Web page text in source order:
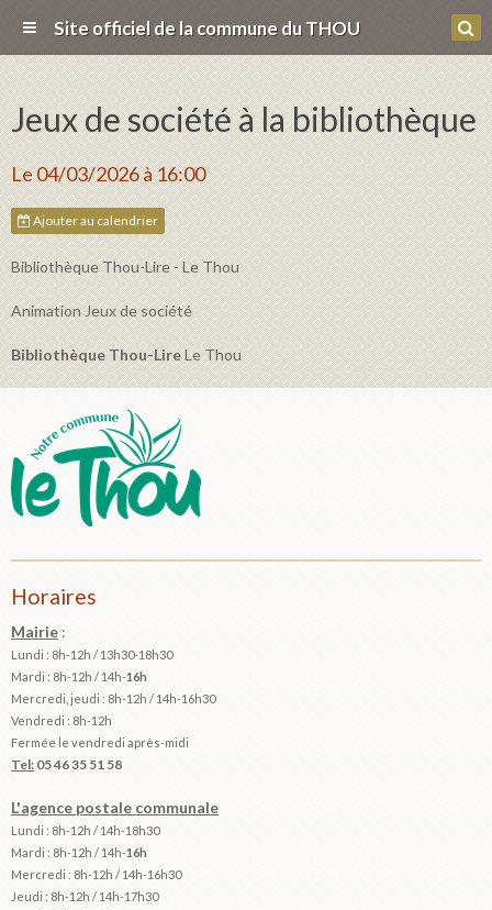
Site officiel de la commune du THOU
Jeux de société à la bibliothèque
Le 04/03/2026à 16:00
Ajouter au calendrier
Bibliothèque Thou-Lire - Le Thou
Animation Jeux de société
Bibliothèque Thou-LireLe Thou
Horaires
Mairie :
Lundi : 8h-12h / 13h30-18h30
Mardi : 8h-12h / 14h-16h
Mercredi, jeudi : 8h-12h / 14h-16h30
Vendredi : 8h-12h
Fermée le vendredi après-midi
Tel: 05 46 35 51 58
L'agence postale communale
Lundi : 8h-12h / 14h-18h30
Mardi : 8h-12h / 14h-16h
Mercredi : 8h-12h / 14h-16h30
Jeudi : 8h-12h / 14h-17h30